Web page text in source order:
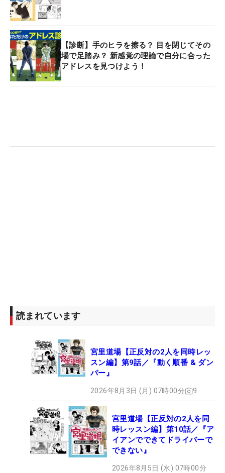
【診断】手のヒラを擦る？ 目を閉じてその
場で足踏み？ 新感覚の理論で自分に合った
アドレスを見つけよう！
読まれています
宮里道場【正反対の2人を同時レッ
スン編】第9話／『動く順番 & ダン
パー』
2026年8月3日 (月) 07時00分 9
宮里道場【正反対の2人を同
時レッスン編】第10話／『ア
イアンでできてドライバーで
できない』
2026年8月5日 (水) 07時00分